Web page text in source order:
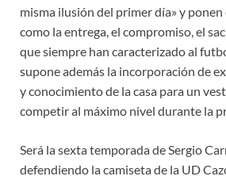
misma ilusión del primer día» y
como la entrega, el compromiso, el
que siempre han caracterizado al
supone además la incorporación de
y conocimiento de la casa para un
competir al máximo nivel durante la
Será la sexta temporada de Sergio
defendiendo la camiseta de la UD